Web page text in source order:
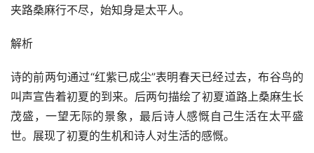
夹路桑麻行不尽，始知身是太平人。
解析
诗的前两句通过“红紫已成尘”表明春天已经过去，布谷鸟的
叫声宣告着初夏的到来。后两句描绘了初夏道路上桑麻生长
茂盛，一望无际的景象，最后诗人感慨自己生活在太平盛
世。展现了初夏的生机和诗人对生活的感慨。